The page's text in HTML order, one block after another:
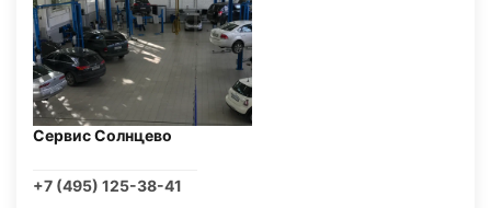
Сервис Солнцево
+7 (495) 125-38-41